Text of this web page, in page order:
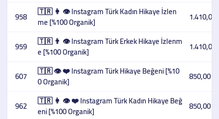
958 🇹🇷 👩 👁️ Instagram Türk Kadın Hikaye İzlen
me [%100 Organik] 1.410,00
959 🇹🇷 👨 👁️ Instagram Türk Erkek Hikaye İzlenm
e [%100 Organik] 1.410,00
607 🇹🇷 👁️ ❤️ Instagram Türk Hikaye Beğeni [%10
0 Organik] 850,00 TL
962 🇹🇷 👩 👁️ ❤️ Instagram Türk Kadın Hikaye Beğ
eni [%100 Organik] 850,00 TL